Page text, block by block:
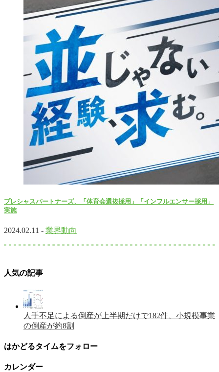
プレシャスパートナーズ、「体育会選抜採用」「インフルエンサー採用」
実施
2024.02.11 - 業界動向
人気の記事
人手不足による倒産が上半期だけで182件、小規模事業
の倒産が約8割
はかどるタイムをフォロー
カレンダー